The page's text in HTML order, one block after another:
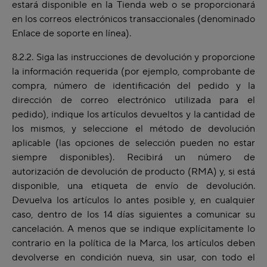
estará disponible en la Tienda web o se proporcionará
en los correos electrónicos transaccionales (denominado
Enlace de soporte en línea).
8.2.2. Siga las instrucciones de devolución y proporcione
la información requerida (por ejemplo, comprobante de
compra, número de identificación del pedido y la
dirección de correo electrónico utilizada para el
pedido), indique los artículos devueltos y la cantidad de
los mismos, y seleccione el método de devolución
aplicable (las opciones de selección pueden no estar
siempre disponibles). Recibirá un número de
autorización de devolución de producto (RMA) y, si está
disponible, una etiqueta de envío de devolución.
Devuelva los artículos lo antes posible y, en cualquier
caso, dentro de los 14 días siguientes a comunicar su
cancelación. A menos que se indique explícitamente lo
contrario en la política de la Marca, los artículos deben
devolverse en condición nueva, sin usar, con todo el